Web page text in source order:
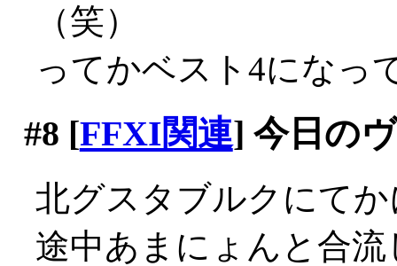
（笑）
ってかベスト4になっ
#8 [FFXI関連] 今日の
北グスタブルクにて
途中あまにょんと合